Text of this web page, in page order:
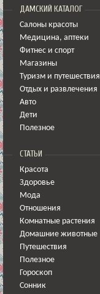
ДАМСКИЙ КАТАЛОГ
Салоны красоты
Медицина, аптеки
Фитнес и спорт
Магазины
Туризм и путешествия
Отдых и развлечения
Авто
Дети
Полезное
СТАТЬИ
Красота
Здоровье
Мода
Отношения
Комнатные растения
Домашние животные
Путешествия
Полезное
Гороскоп
Сонник